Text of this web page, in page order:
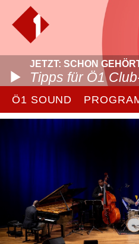
JETZT: SCHON
Tipps für Ö1
Ö1 SOUND